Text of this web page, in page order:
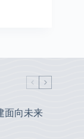
面向未来